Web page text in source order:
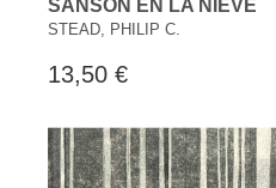
SANSON EN LA NIEVE
STEAD, PHILIP C.
13,50 €